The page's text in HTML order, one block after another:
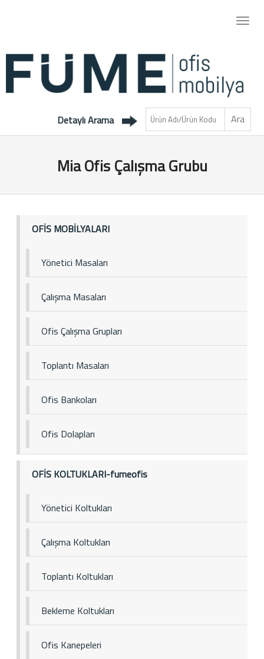
Detaylı Arama
Mia Ofis Çalışma Grubu
OFİS MOBİLYALARI
Yönetici Masaları
Çalışma Masaları
Ofis Çalışma Grupları
Toplantı Masaları
Ofis Bankoları
Ofis Dolapları
OFİS KOLTUKLARI-fumeofis
Yönetici Koltukları
Çalışma Koltukları
Toplantı Koltukları
Bekleme Koltukları
Ofis Kanepeleri